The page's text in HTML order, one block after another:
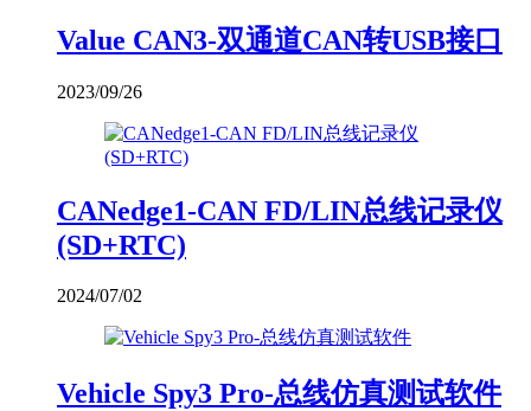
Value CAN3-双通道CAN转USB接口
2023/09/26
CANedge1-CAN FD/LIN总线记录仪
(SD+RTC)
2024/07/02
Vehicle Spy3 Pro-总线仿真测试软件